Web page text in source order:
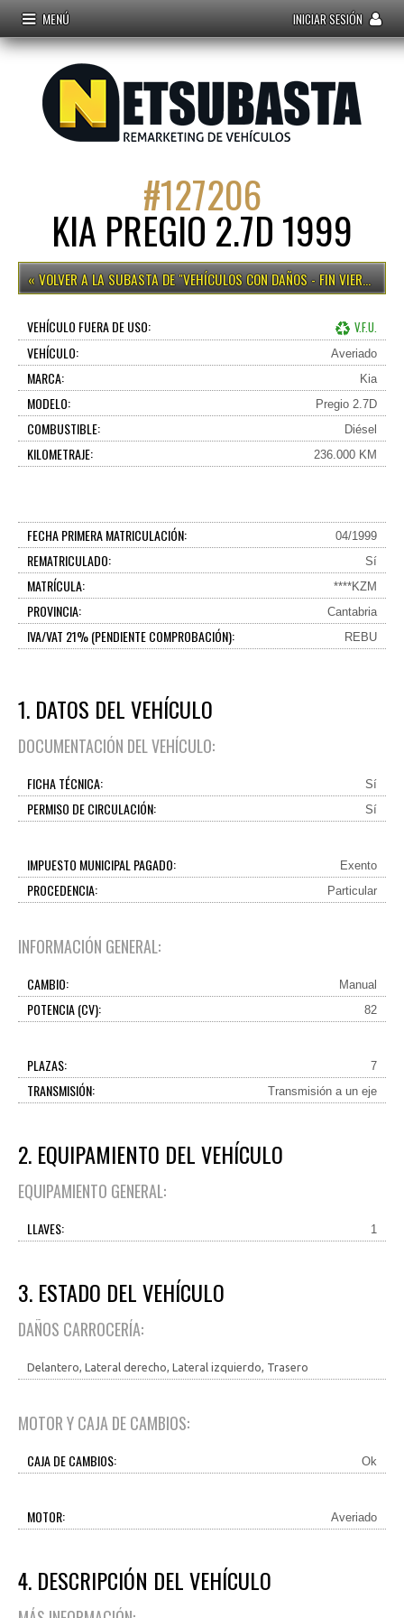
MENÚ INICIAR SESIÓN
#127206
KIA PREGIO 2.7D 1999
VEHÍCULOS CON DAÑOS - FIN VIERNES 15H
VEHÍCULO FUERA DE USO: V.F.U.
VEHÍCULO: Averiado
MARCA: Kia
MODELO: Pregio 2.7D
COMBUSTIBLE: Diésel
KILOMETRAJE: 236.000 KM
FECHA PRIMERA MATRICULACIÓN: 04/1999
REMATRICULADO: Sí
MATRÍCULA: ****KZM
PROVINCIA: Cantabria
IVA/VAT 21% (PENDIENTE COMPROBACIÓN): REBU
1. DATOS DEL VEHÍCULO
DOCUMENTACIÓN DEL VEHÍCULO:
FICHA TÉCNICA: Sí
PERMISO DE CIRCULACIÓN: Sí
IMPUESTO MUNICIPAL PAGADO: Exento
PROCEDENCIA: Particular
INFORMACIÓN GENERAL:
CAMBIO: Manual
POTENCIA (CV): 82
PLAZAS: 7
TRANSMISIÓN: Transmisión a un eje
2. EQUIPAMIENTO DEL VEHÍCULO
EQUIPAMIENTO GENERAL:
LLAVES: 1
3. ESTADO DEL VEHÍCULO
DAÑOS CARROCERÍA:
Delantero, Lateral derecho, Lateral izquierdo, Trasero
MOTOR Y CAJA DE CAMBIOS:
CAJA DE CAMBIOS: Ok
MOTOR: Averiado
4. DESCRIPCIÓN DEL VEHÍCULO